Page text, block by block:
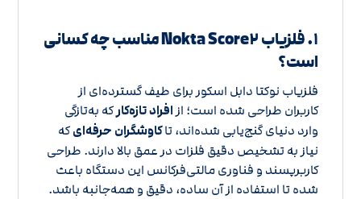
۱. فلزیاب Nokta Score۲ مناسب چه کسانی
است؟
فلزیاب نوکتا دابل اسکور برای طیف گسترده‌ای از
کاربران طراحی شده است؛ از افراد تازه‌کارکه به‌تازگی
وارد دنیای گنج‌یابی شده‌اند، تاکاوشگران حرفه‌ایکه
نیاز به تشخیص دقیق فلزات در عمق بالا دارند. طراحی
کاربرپسند و فناوری مالتی‌فرکانس این دستگاه باعث
شده تا استفاده از آن ساده، دقیق و همه‌جانبه باشد.